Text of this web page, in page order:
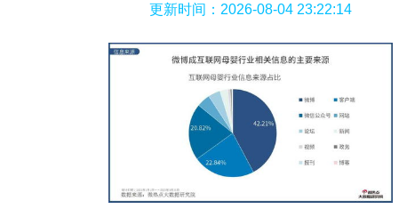
证书指南 全国代理与财税减免优势解析
更新时间：2026-08-04 23:22:14